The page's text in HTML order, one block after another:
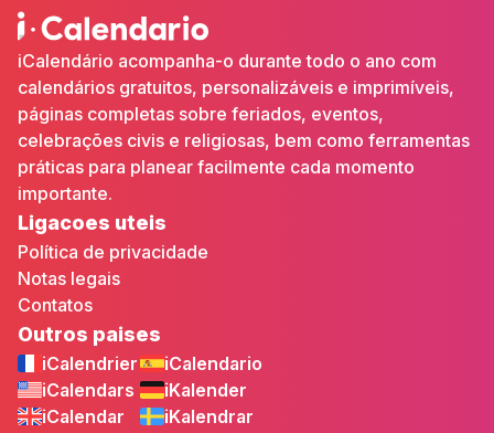
iCalendário acompanha-o durante todo o ano com
calendários gratuitos, personalizáveis e imprimíveis,
páginas completas sobre feriados, eventos,
celebrações civis e religiosas, bem como ferramentas
práticas para planear facilmente cada momento
importante.
Ligacoes uteis
Política de privacidade
Notas legais
Contatos
Outros paises
iCalendrier
iCalendars
iCalendar
iCalendario
iKalender
iKalendrar